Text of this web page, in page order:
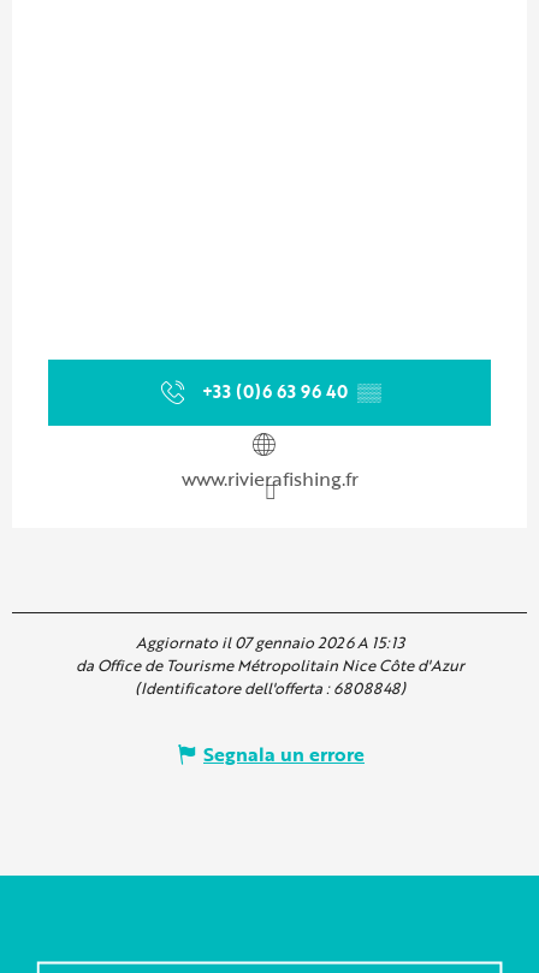
+33 (0)6 63 96 40 ▒▒
www.rivierafishing.fr
Aggiornato il 07 gennaio 2026 A 15:13
da Office de Tourisme Métropolitain Nice Côte d'Azur
(Identificatore dell'offerta :6808848)
Segnala un errore